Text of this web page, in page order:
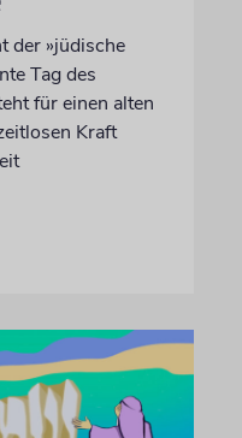
der »jüdische
Tag des
für einen alten
Kraft